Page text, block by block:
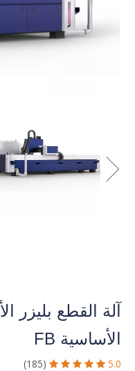
آلة القطع بليزر
الأساسية FB
5.0





(185)